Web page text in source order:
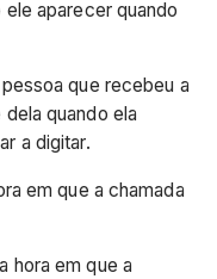
aparecer quando
que recebeu a
quando ela
a digitar.
em que a chamada
hora em que a